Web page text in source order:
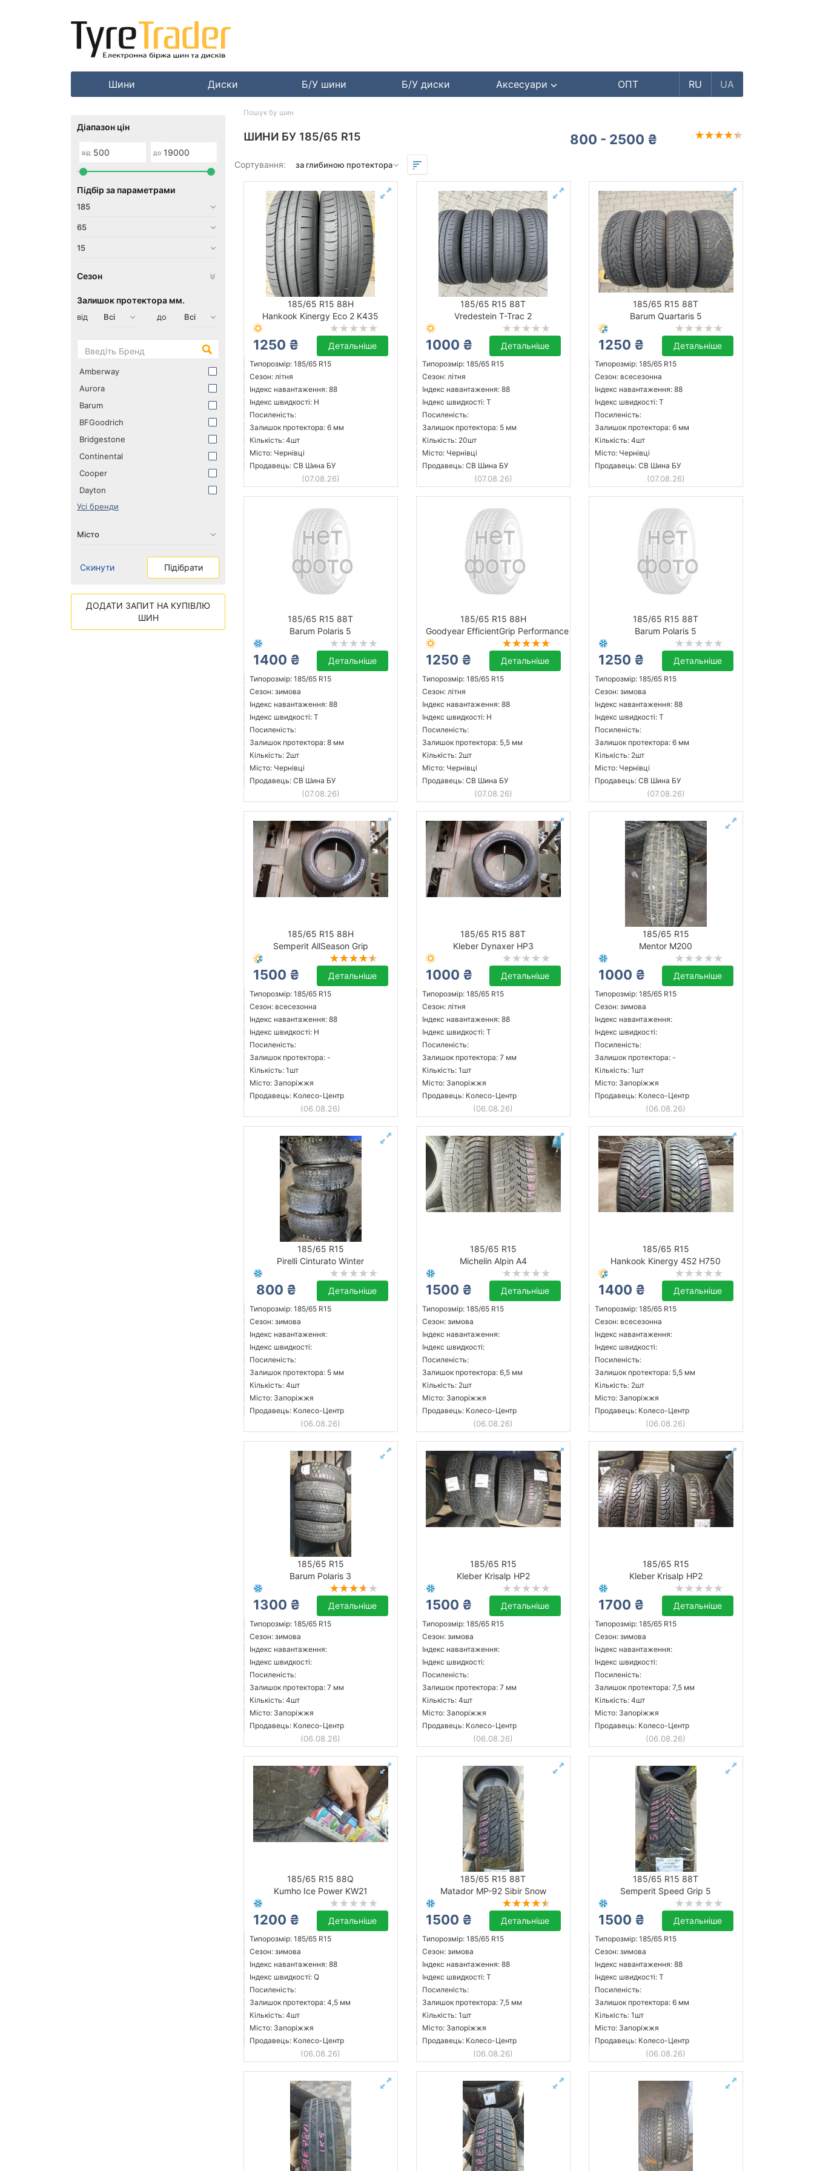
Шини Диски Б/У шини Б/У диски Аксесуари ОПТ RU UA
ШИНИ БУ 185/65 R15 800 - 2500 ₴
Сортування:
185/65 R15 88H
Hankook Kinergy Eco 2 K435
1250 ₴ Детальніше
Типорозмір: 185/65 R15
Сезон: літня
Індекс навантаження: 88
Індекс швидкості: H
Посиленість:
Залишок протектора: 6 мм
Кількість: 4шт
Місто: Чернівці
Продавець: СВ Шина БУ
(07.08.26)
185/65 R15 88T
Vredestein T-Trac 2
1000 ₴ Детальніше
Типорозмір: 185/65 R15
Сезон: літня
Індекс навантаження: 88
Індекс швидкості: T
Посиленість:
Залишок протектора: 5 мм
Кількість: 20шт
Місто: Чернівці
Продавець: СВ Шина БУ
(07.08.26)
185/65 R15 88T
Barum Quartaris 5
1250 ₴ Детальніше
Типорозмір: 185/65 R15
Сезон: всесезонна
Індекс навантаження: 88
Індекс швидкості: T
Посиленість:
Залишок протектора: 6 мм
Кількість: 4шт
Місто: Чернівці
Продавець: СВ Шина БУ
(07.08.26)
185/65 R15 88T
Barum Polaris 5
1400 ₴ Детальніше
Типорозмір: 185/65 R15
Сезон: зимова
Індекс навантаження: 88
Індекс швидкості: T
Посиленість:
Залишок протектора: 8 мм
Кількість: 2шт
Місто: Чернівці
Продавець: СВ Шина БУ
(07.08.26)
185/65 R15 88H
Goodyear EfficientGrip Performance
1250 ₴ Детальніше
Типорозмір: 185/65 R15
Сезон: літня
Індекс навантаження: 88
Індекс швидкості: H
Посиленість:
Залишок протектора: 5,5 мм
Кількість: 2шт
Місто: Чернівці
Продавець: СВ Шина БУ
(07.08.26)
185/65 R15 88T
Barum Polaris 5
1250 ₴ Детальніше
Типорозмір: 185/65 R15
Сезон: зимова
Індекс навантаження: 88
Індекс швидкості: T
Посиленість:
Залишок протектора: 6 мм
Кількість: 2шт
Місто: Чернівці
Продавець: СВ Шина БУ
(07.08.26)
185/65 R15 88H
Semperit AllSeason Grip
1500 ₴ Детальніше
Типорозмір: 185/65 R15
Сезон: всесезонна
Індекс навантаження: 88
Індекс швидкості: H
Посиленість:
Залишок протектора: -
Кількість: 1шт
Місто: Запоріжжя
Продавець: Колесо-Центр
(06.08.26)
185/65 R15 88T
Kleber Dynaxer HP3
1000 ₴ Детальніше
Типорозмір: 185/65 R15
Сезон: літня
Індекс навантаження: 88
Індекс швидкості: T
Посиленість:
Залишок протектора: 7 мм
Кількість: 1шт
Місто: Запоріжжя
Продавець: Колесо-Центр
(06.08.26)
185/65 R15
Mentor M200
1000 ₴ Детальніше
Типорозмір: 185/65 R15
Сезон: зимова
Індекс навантаження:
Індекс швидкості:
Посиленість:
Залишок протектора: -
Кількість: 1шт
Місто: Запоріжжя
Продавець: Колесо-Центр
(06.08.26)
185/65 R15
Pirelli Cinturato Winter
800 ₴ Детальніше
Типорозмір: 185/65 R15
Сезон: зимова
Індекс навантаження:
Індекс швидкості:
Посиленість:
Залишок протектора: 5 мм
Кількість: 4шт
Місто: Запоріжжя
Продавець: Колесо-Центр
(06.08.26)
185/65 R15
Michelin Alpin A4
1500 ₴ Детальніше
Типорозмір: 185/65 R15
Сезон: зимова
Індекс навантаження:
Індекс швидкості:
Посиленість:
Залишок протектора: 6,5 мм
Кількість: 2шт
Місто: Запоріжжя
Продавець: Колесо-Центр
(06.08.26)
185/65 R15
Hankook Kinergy 4S2 H750
1400 ₴ Детальніше
Типорозмір: 185/65 R15
Сезон: всесезонна
Індекс навантаження:
Індекс швидкості:
Посиленість:
Залишок протектора: 5,5 мм
Кількість: 2шт
Місто: Запоріжжя
Продавець: Колесо-Центр
(06.08.26)
185/65 R15
Barum Polaris 3
1300 ₴ Детальніше
Типорозмір: 185/65 R15
Сезон: зимова
Індекс навантаження:
Індекс швидкості:
Посиленість:
Залишок протектора: 7 мм
Кількість: 4шт
Місто: Запоріжжя
Продавець: Колесо-Центр
(06.08.26)
185/65 R15
Kleber Krisalp HP2
1500 ₴ Детальніше
Типорозмір: 185/65 R15
Сезон: зимова
Індекс навантаження:
Індекс швидкості:
Посиленість:
Залишок протектора: 7 мм
Кількість: 4шт
Місто: Запоріжжя
Продавець: Колесо-Центр
(06.08.26)
185/65 R15
Kleber Krisalp HP2
1700 ₴ Детальніше
Типорозмір: 185/65 R15
Сезон: зимова
Індекс навантаження:
Індекс швидкості:
Посиленість:
Залишок протектора: 7,5 мм
Кількість: 4шт
Місто: Запоріжжя
Продавець: Колесо-Центр
(06.08.26)
185/65 R15 88Q
Kumho Ice Power KW21
1200 ₴ Детальніше
Типорозмір: 185/65 R15
Сезон: зимова
Індекс навантаження: 88
Індекс швидкості: Q
Посиленість:
Залишок протектора: 4,5 мм
Кількість: 4шт
Місто: Запоріжжя
Продавець: Колесо-Центр
(06.08.26)
185/65 R15 88T
Matador MP-92 Sibir Snow
1500 ₴ Детальніше
Типорозмір: 185/65 R15
Сезон: зимова
Індекс навантаження: 88
Індекс швидкості: T
Посиленість:
Залишок протектора: 7,5 мм
Кількість: 1шт
Місто: Запоріжжя
Продавець: Колесо-Центр
(06.08.26)
185/65 R15 88T
Semperit Speed Grip 5
1500 ₴ Детальніше
Типорозмір: 185/65 R15
Сезон: зимова
Індекс навантаження: 88
Індекс швидкості: T
Посиленість:
Залишок протектора: 6 мм
Кількість: 1шт
Місто: Запоріжжя
Продавець: Колесо-Центр
(06.08.26)
Пошук бу шин
Діапазон цін
від до
Підбір за параметрами
Сезон
Залишок протектора мм.
від до
Amberway
Aurora
Barum
BFGoodrich
Bridgestone
Continental
Cooper
Dayton
Усі бренди
Скинути Підібрати
ДОДАТИ ЗАПИТ НА КУПІВЛЮ
ШИН